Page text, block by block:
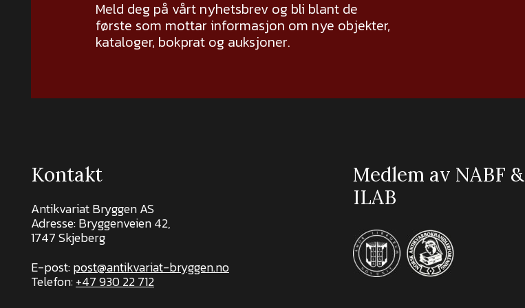
Meld deg på vårt nyhetsbrev og bli blant de
første som mottar informasjon om nye objekter,
kataloger, bokprat og auksjoner.
Kontakt
Antikvariat Bryggen AS
Adresse: Bryggenveien 42,
1747 Skjeberg
E-post:post@antikvariat-bryggen.no
Telefon:+47 930 22 712
Medlem av NABF &
ILAB